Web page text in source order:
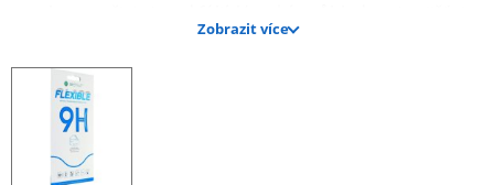
pohodlí při používání obrazovky a vynikající čistotu
obrazu a oleofobní povlak zabraňuje otiskům prstů. Sklo
obsahuje prvky nezbytné pro vlastní montáž. Okraje skla
jsou zaoblené, což zaručuje bezpečné použití.
Vlastnosti:Lepidlo: VšudeMateriál: Hybrid z tvrzeného
skla a PET fólieTloušťka: 0,265 mmÚroveň ochrany:
Zobrazit více